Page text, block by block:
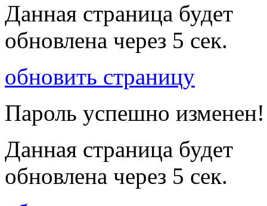
Данная страница будет
обновлена через 5 сек.
обновить страницу
Пароль успешно изменен!
Данная страница будет
обновлена через 5 сек.